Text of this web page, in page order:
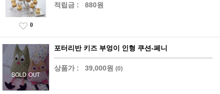
적립금 : 880원
0
포터리반 키즈 부엉이 인형 쿠션-페니
상품가 : 39,000원 (0)